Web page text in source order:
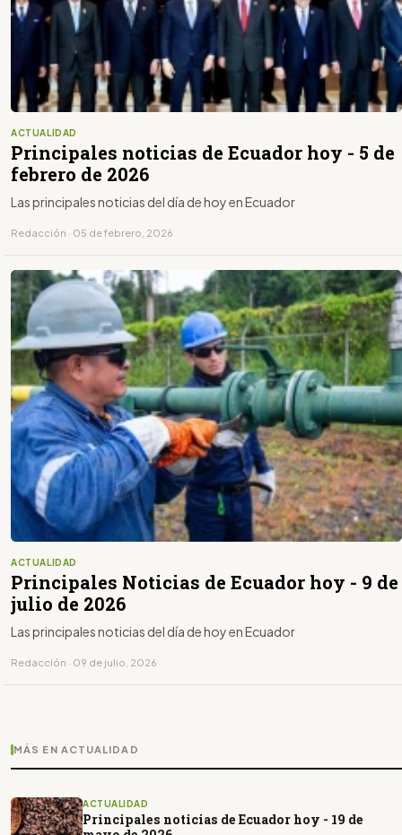
ACTUALIDAD
Principales noticias de Ecuador hoy - 5 de
febrero de 2026
Las principales noticias del día de hoy en Ecuador
Redacción · 05 de febrero, 2026
ACTUALIDAD
Principales Noticias de Ecuador hoy - 9 de
julio de 2026
Las principales noticias del día de hoy en Ecuador
Redacción · 09 de julio, 2026
MÁS EN ACTUALIDAD
ACTUALIDAD
Principales noticias de Ecuador hoy - 19 de